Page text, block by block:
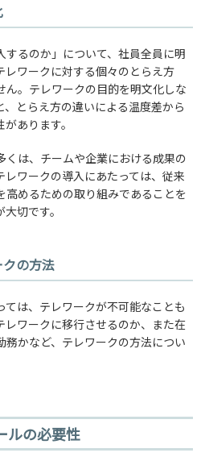
るのか」について、社員全員に明
ワークに対する個々のとらえ方
ん。テレワークの目的を明文化しな
とらえ方の違いによる温度差から
あります。
くは、チームや企業における成果の
ワークの導入にあたっては、従来
高めるための取り組みであることを
切です。
の方法
は、テレワークが不可能なことも
レワークに移行させるのか、また在
かなど、テレワークの方法につい
ルの必要性